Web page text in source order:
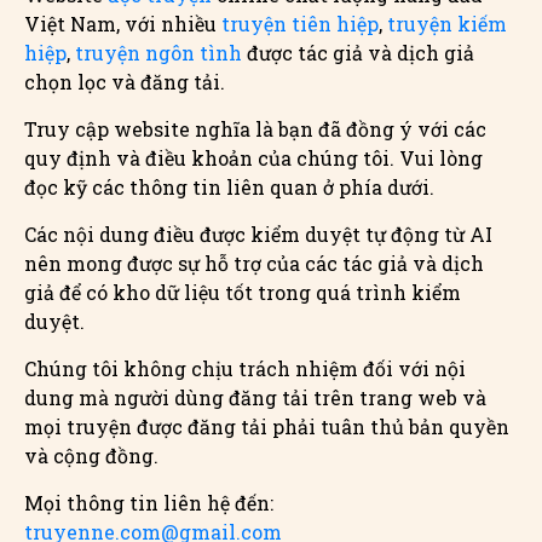
Việt Nam, với nhiều truyện tiên hiệp, truyện kiếm
hiệp, truyện ngôn tình được tác giả và dịch giả
chọn lọc và đăng tải.
Truy cập website nghĩa là bạn đã đồng ý với các
quy định và điều khoản của chúng tôi. Vui lòng
đọc kỹ các thông tin liên quan ở phía dưới.
Các nội dung điều được kiểm duyệt tự động từ AI
nên mong được sự hỗ trợ của các tác giả và dịch
giả để có kho dữ liệu tốt trong quá trình kiểm
duyệt.
Chúng tôi không chịu trách nhiệm đối với nội
dung mà người dùng đăng tải trên trang web và
mọi truyện được đăng tải phải tuân thủ bản quyền
và cộng đồng.
Mọi thông tin liên hệ đến:
truyenne.com@gmail.com